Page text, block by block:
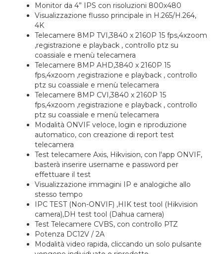
Monitor da 4” IPS con risoluzioni 800x480
Visualizzazione flusso principale in H.265/H.264,
4K
Telecamere 8MP TVI,3840 x 2160P 15 fps,4xzoom
,registrazione e playback , controllo ptz su
coassiale e menù telecamera
Telecamere 8MP AHD,3840 x 2160P 15
fps,4xzoom ,registrazione e playback , controllo
ptz su coassiale e menù telecamera
Telecamere 8MP CVI,3840 x 2160P 15
fps,4xzoom ,registrazione e playback , controllo
ptz su coassiale e menù telecamera
Modalità ONVIF veloce, login e riproduzione
automatico, con creazione di report test
telecamera
Test telecamere Axis, Hikvision, con l'app ONVIF,
basterà inserire username e password per
effettuare il test
Visualizzazione immagini IP e analogiche allo
stesso tempo
IPC TEST (Non-ONVIF) ,HIK test tool (Hikvision
camera),DH test tool (Dahua camera)
Test Telecamere CVBS, con controllo PTZ
Potenza DC12V / 2A
Modalità video rapida, cliccando un solo pulsante